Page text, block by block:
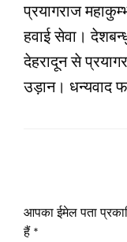
प्रयागराज
हवाई सेवा।
देहरादून से
उड़ान। धन्‍यवाद
आपका ईमेल पता
हैं *